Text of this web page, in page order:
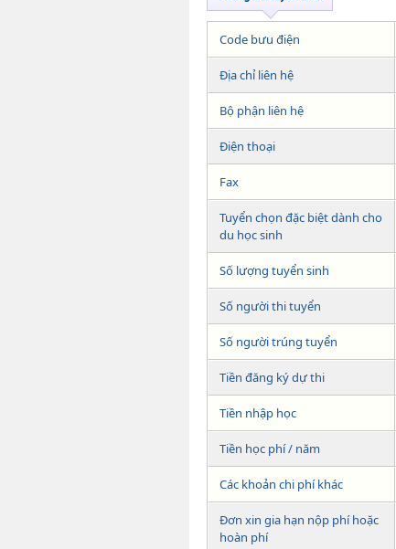
Code bưu điện
Địa chỉ liên hệ
Bộ phận liên hệ
Điện thoại
Fax
Tuyển chọn đặc biệt dành cho
du học sinh
Số lượng tuyển sinh
Số người thi tuyển
Số người trúng tuyển
Tiền đăng ký dự thi
Tiền nhập học
Tiền học phí / năm
Các khoản chi phí khác
Đơn xin gia hạn nộp phí hoặc
hoàn phí